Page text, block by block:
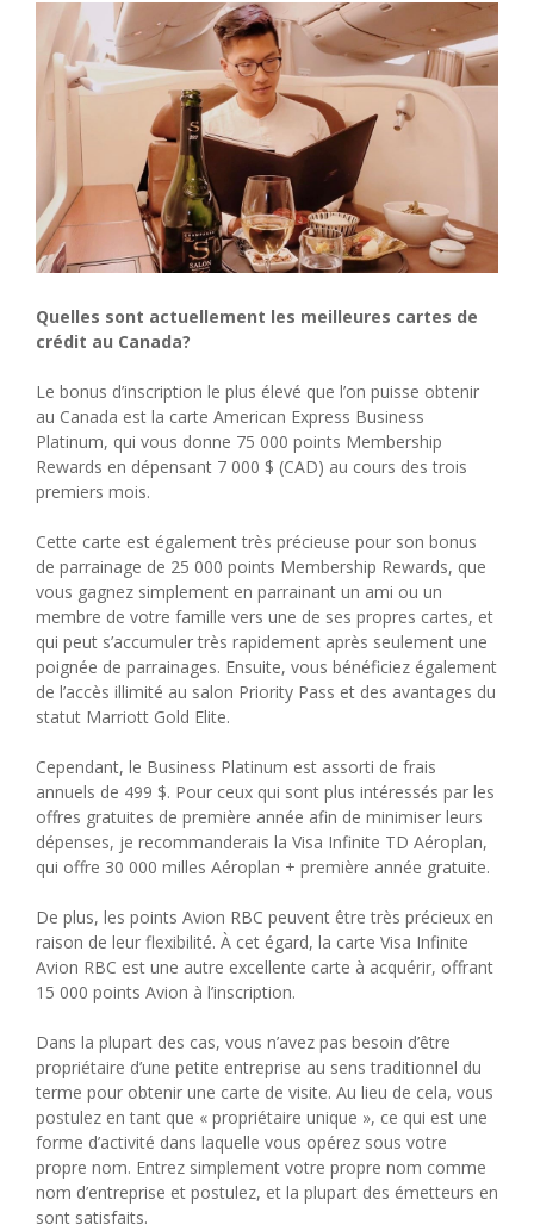
Quelles sont actuellement les meilleures cartes de
crédit au Canada?
Le bonus d’inscription le plus élevé que l’on puisse obtenir
au Canada est la carte American Express Business
Platinum, qui vous donne 75 000 points Membership
Rewards en dépensant 7 000 $ (CAD) au cours des trois
premiers mois.
Cette carte est également très précieuse pour son bonus
de parrainage de 25 000 points Membership Rewards, que
vous gagnez simplement en parrainant un ami ou un
membre de votre famille vers une de ses propres cartes, et
qui peut s’accumuler très rapidement après seulement une
poignée de parrainages. Ensuite, vous bénéficiez également
de l’accès illimité au salon Priority Pass et des avantages du
statut Marriott Gold Elite.
Cependant, le Business Platinum est assorti de frais
annuels de 499 $. Pour ceux qui sont plus intéressés par les
offres gratuites de première année afin de minimiser leurs
dépenses, je recommanderais la Visa Infinite TD Aéroplan,
qui offre 30 000 milles Aéroplan + première année gratuite.
De plus, les points Avion RBC peuvent être très précieux en
raison de leur flexibilité. À cet égard, la carte Visa Infinite
Avion RBC est une autre excellente carte à acquérir, offrant
15 000 points Avion à l’inscription.
Dans la plupart des cas, vous n’avez pas besoin d’être
propriétaire d’une petite entreprise au sens traditionnel du
terme pour obtenir une carte de visite. Au lieu de cela, vous
postulez en tant que « propriétaire unique », ce qui est une
forme d’activité dans laquelle vous opérez sous votre
propre nom. Entrez simplement votre propre nom comme
nom d’entreprise et postulez, et la plupart des émetteurs en
sont satisfaits.